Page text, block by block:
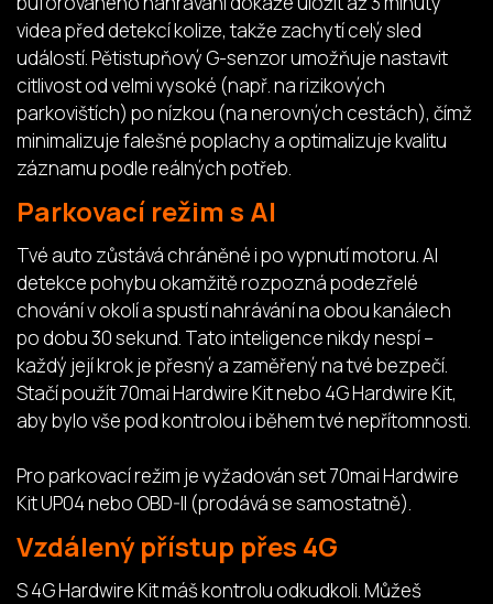
videa před detekcí kolize, takže zachytí celý sled
událostí. Pětistupňový G-senzor umožňuje nastavit
citlivost od velmi vysoké (např. na rizikových
parkovištích) po nízkou (na nerovných cestách), čímž
minimalizuje falešné poplachy a optimalizuje kvalitu
záznamu podle reálných potřeb.
Parkovací režim s AI
Tvé auto zůstává chráněné i po vypnutí motoru. AI
detekce pohybu okamžitě rozpozná podezřelé
chování v okolí a spustí nahrávání na obou kanálech
po dobu 30 sekund. Tato inteligence nikdy nespí –
každý její krok je přesný a zaměřený na tvé bezpečí.
Stačí použít 70mai Hardwire Kit nebo 4G Hardwire Kit,
aby bylo vše pod kontrolou i během tvé nepřítomnosti.
Pro parkovací režim je vyžadován set 70mai Hardwire
Kit UP04 nebo OBD-II (prodává se samostatně).
Vzdálený přístup přes 4G
S 4G Hardwire Kit máš kontrolu odkudkoli. Můžeš